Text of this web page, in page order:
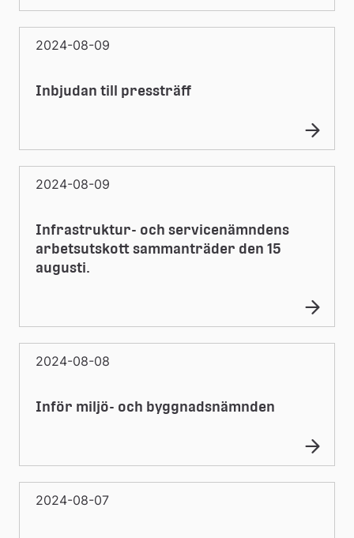
2024-08-09
Inbjudan till pressträff
2024-08-09
Infrastruktur- och servicenämndens
arbetsutskott sammanträder den 15
augusti.
2024-08-08
Inför miljö- och byggnadsnämnden
2024-08-07